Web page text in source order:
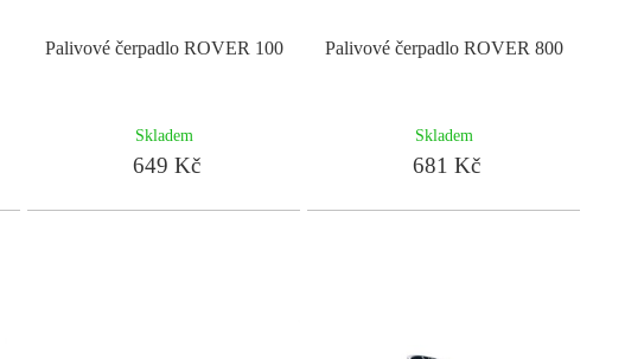
Palivové čerpadlo ROVER 100
Skladem
649 Kč
Palivové čerpadlo ROVER 800
Skladem
681 Kč